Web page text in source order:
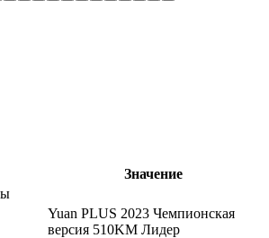
Значение
Yuan PLUS 2023 Чемпионская
версия 510KM Лидер